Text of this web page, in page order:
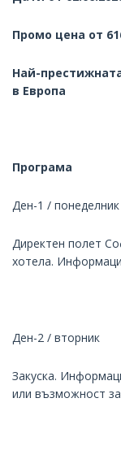
Промо цена от
Най-
в Европа
Програма
Ден-1 / понеделник
Директен полет
хотела.
Ден-2 / вторник
Закуска.
или възможност